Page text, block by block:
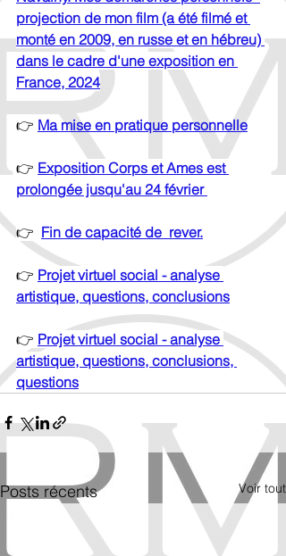
projection de mon film (a été filmé et
monté en 2009, en russe et en hébreu)
dans le cadre d'une exposition en
France, 2024
👉 Ma mise en pratique personnelle
👉 Exposition Corps et Ames est
prolongée jusqu'au 24 février
👉 Fin de capacité de  rever.
👉 Projet virtuel social - analyse
artistique, questions, conclusions
👉 Projet virtuel social - analyse
artistique, questions, conclusions,
questions
Posts récents Voir tout